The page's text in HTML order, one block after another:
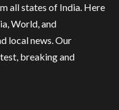
all states of India. Here
World, and
local news. Our
breaking and